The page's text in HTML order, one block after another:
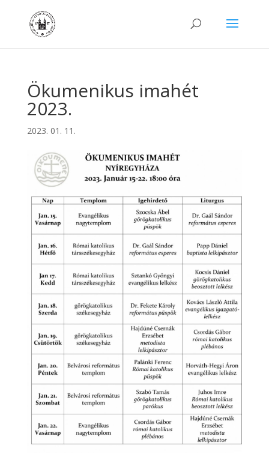
Ökumenikus imahét
2023.
2023. 01. 11.